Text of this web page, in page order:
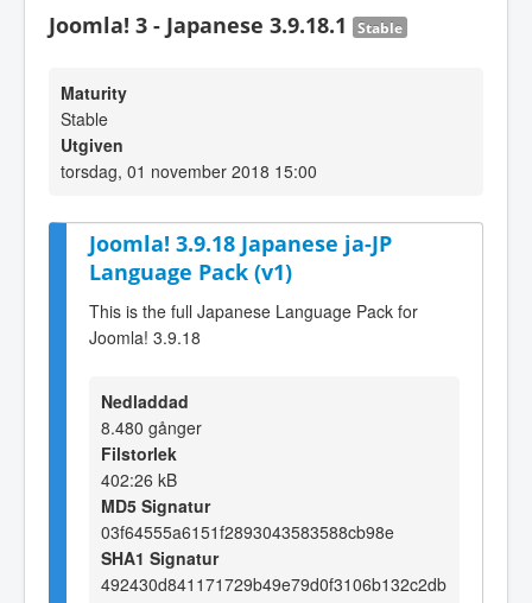
Joomla! 3 - Japanese 3.9.18.1 Stable
Maturity
Stable
Utgiven
torsdag, 01 november 2018 15:00
Joomla! 3.9.18 Japanese ja-JP
Language Pack (v1)
This is the full Japanese Language Pack for
Joomla! 3.9.18
Nedladdad
8.480 gånger
Filstorlek
402:26 kB
MD5 Signatur
03f64555a6151f2893043583588cb98e
SHA1 Signatur
492430d841171729b49e79d0f3106b132c2db